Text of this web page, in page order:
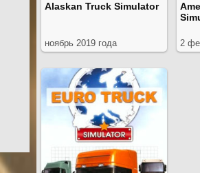
Alaskan Truck Simulator
ноябрь 2019 года 2